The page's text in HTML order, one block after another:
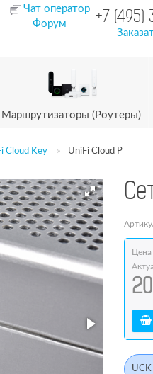
Чат оператор
Форум
+7 (495)
Маршрутизаторы (Роутеры)
Cloud Key UniFi Cloud P
Цена